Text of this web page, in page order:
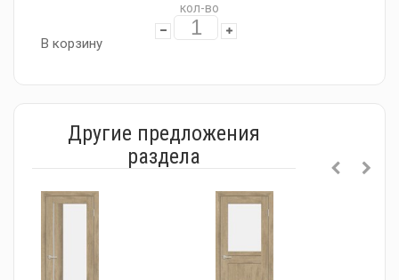
кол-во
В корзину
Другие предложения
раздела